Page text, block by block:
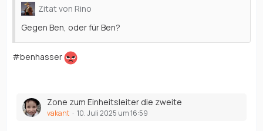
Zitat von Rino
Gegen Ben, oder für Ben?
#benhasser
Zone zum Einheitsleiter die zweite
vakant 10. Juli 2025 um 16:59